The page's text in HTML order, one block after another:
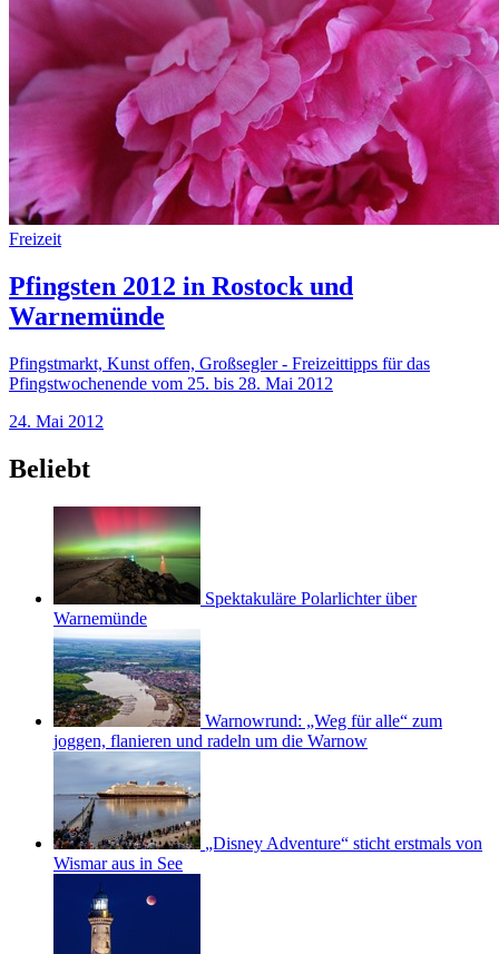
Freizeit
Pfingsten 2012 in Rostock und
Warnemünde
Pfingstmarkt, Kunst offen, Großsegler - Freizeittipps für das
Pfingstwochenende vom 25. bis 28. Mai 2012
24. Mai 2012
Beliebt
Spektakuläre Polarlichter über
Warnemünde
Warnowrund: „Weg für alle“ zum
joggen, flanieren und radeln um die Warnow
„Disney Adventure“ sticht erstmals von
Wismar aus in See